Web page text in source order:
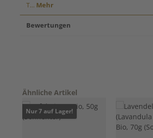
T… Mehr
Bewertungen
Produktgalerie überspringen
Ähnliche Artikel
Nur 7 auf Lager!